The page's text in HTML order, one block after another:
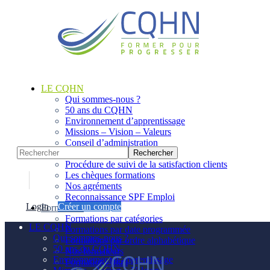
LE CQHN
Qui sommes-nous ?
50 ans du CQHN
Environnement d’apprentissage
Missions – Vision – Valeurs
Conseil d’administration
Procédure de suivi de la satisfaction clients
Les chèques formations
Nos agréments
Reconnaissance SPF Emploi
Formations
Formations par catégories
Formations par date programmée
Formations par ordre alphabétique
Nos formateurs
Formations Intra
Login
Créer un compte
LE CQHN
Qui sommes-nous ?
50 ans du CQHN
Environnement d’apprentissage